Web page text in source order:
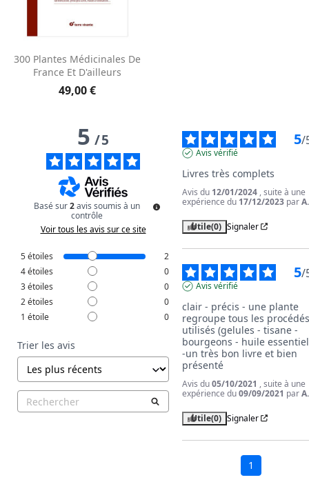
300 Plantes Médicinales De
France Et D'ailleurs
49,00 €
5/5
Basé sur2avis soumis à un
contrôle
Voir tous les avis sur ce site
5étoiles
2
4étoiles
0
3étoiles
0
2étoiles
0
1 étoile 0
Trier les avis
5/
Avis vérifié
Livres très complets
Avis du 12/01/2024 , suite à une
expérience du 17/12/2023 par
Utile(0) Signaler
5/
Avis vérifié
clair - précis - une plante
regroupe tous les
utilisés (gelules - tisane -
bourgeons - huile
-un très bon livre et bien
présenté
Avis du05/10/2021 , suite à une
expérience du09/09/2021 par
Utile(0) Signaler
1